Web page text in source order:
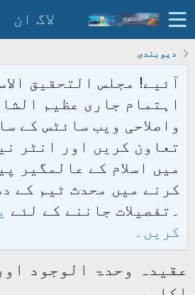
لاگ ان
دیوبندی
آئیے! مجلس التحقیق
اہتمام جاری عظیم
واصلاحی ویب سائٹس کے
تعاون کریں اور انٹر
میں اسلام کے عالمگیر
کرنے میں محدث ٹیم کے
۔تفصیلات جاننے کے لئے
کریں۔
عقیدہ وحدۃ الوجود